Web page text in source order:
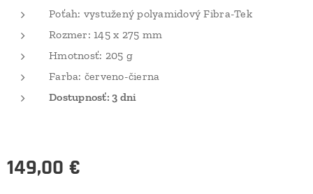
Poťah: vystužený polyamidový Fibra-Tek
Rozmer: 145 x 275 mm
Hmotnosť: 205 g
Farba: červeno-čierna
Dostupnosť: 3 dni
149,00 €